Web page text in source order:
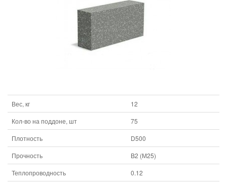
Вес, кг
12
Кол-во на поддоне, шт
75
Плотность
D500
Прочность
B2 (М25)
Теплопроводность
0.12